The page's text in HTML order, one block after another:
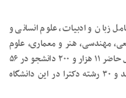
زبان و ادبیات، علوم انسانی و
مهندسی، هنر و معماری، علوم‌
پایه و فنی – مهندسی بیجار است و در حال حاضر ۱۱ هزار و ۲۰۰ دانشجو در ۵۶
رشته کارشناسی، ۱۱۴ رشته کارشناسی ارشد و ۳۰ رشته دکترا در این دانشگاه